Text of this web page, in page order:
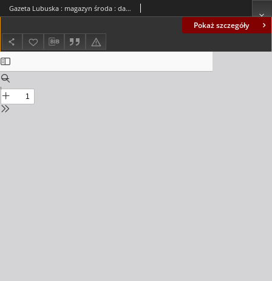
Pokaż szczegóły
Gazeta Lubuska : magazyn środa : dawniej Zielonogórska-Gorzowska R. XLII [właśc. XLIII], nr 291 (14 grudnia 1994). - Wyd. 1